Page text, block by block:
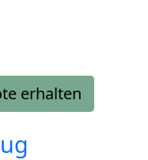
erhalten